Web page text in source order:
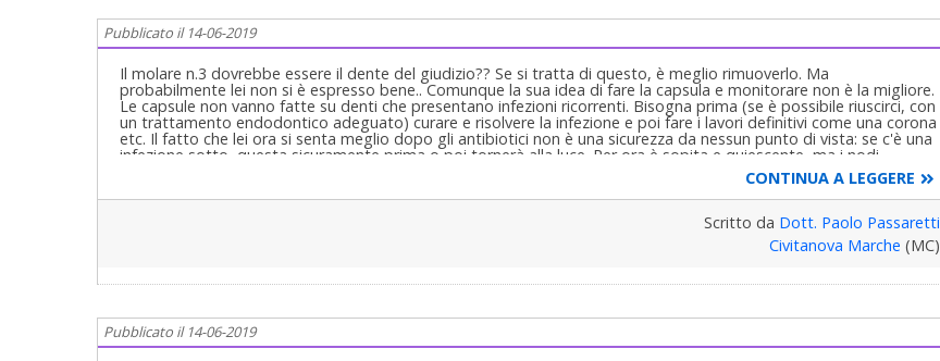
Pubblicato il 14-06-2019
Il molare n.3 dovrebbe essere il dente del giudizio?? Se si tratta di questo, è meglio rimuoverlo. Ma
probabilmente lei non si è espresso bene.. Comunque la sua idea di fare la capsula e monitorare non è la migliore.
Le capsule non vanno fatte su denti che presentano infezioni ricorrenti. Bisogna prima (se è possibile riuscirci, con
un trattamento endodontico adeguato) curare e risolvere la infezione e poi fare i lavori definitivi come una corona
etc. Il fatto che lei ora si senta meglio dopo gli antibiotici non è una sicurezza da nessun punto di vista: se c'è una
infezione sotto, questa sicuramente prima o poi tornerà alla luce. Per ora è sopita e quiescente, ma i nodi
CONTINUA A LEGGERE
Scritto da Dott. Paolo Passaretti
Civitanova Marche (MC)
Pubblicato il 14-06-2019